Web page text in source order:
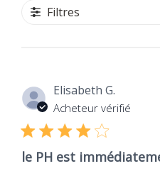
Filtres
Elisabeth G.
Acheteur vérifié
le PH est